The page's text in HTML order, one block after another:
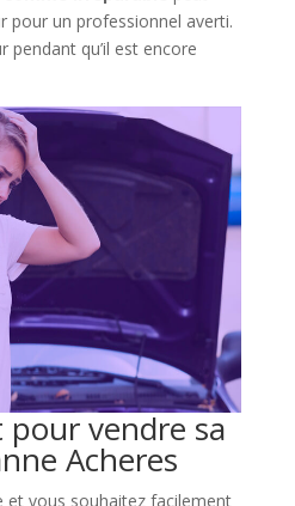
pour un professionnel averti.
pendant qu’il est encore
vendre sa
Acheres
et vous souhaitez facilement